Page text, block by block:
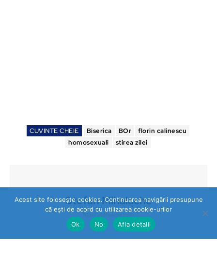
CUVINTE CHEIE Biserica BOr
florin calinescu
homosexuali
stirea zilei
Stefan Mihalache
Acest site folosește cookies. Continuarea navigării presupune
că ești de acord cu utilizarea cookie-urilor
Ok
No Afla detalii